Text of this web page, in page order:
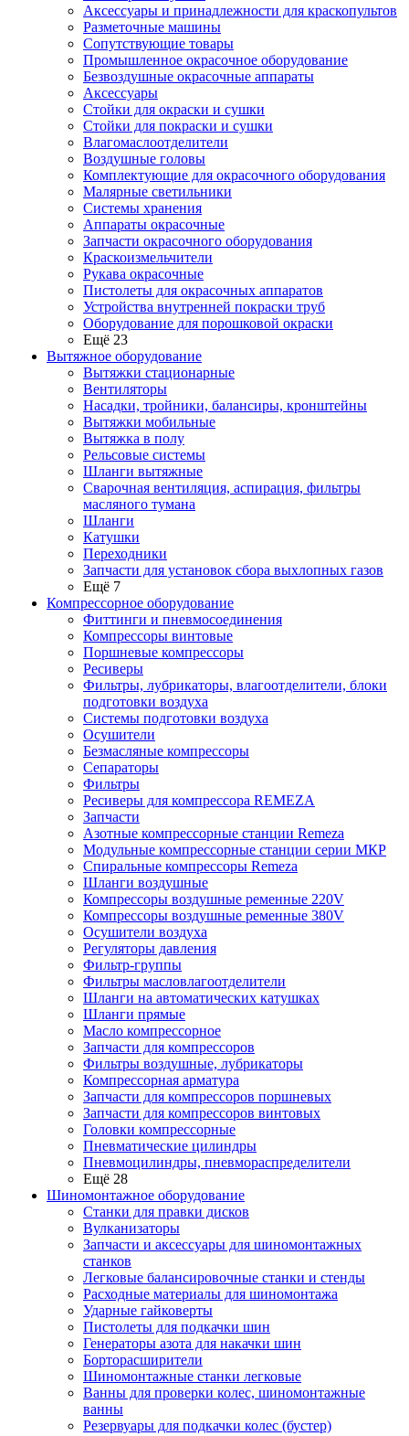
Аксессуары и принадлежности для краскопультов
Разметочные машины
Сопутствующие товары
Промышленное окрасочное оборудование
Безвоздушные окрасочные аппараты
Аксессуары
Стойки для окраски и сушки
Стойки для покраски и сушки
Влагомаслоотделители
Воздушные головы
Комплектующие для окрасочного оборудования
Малярные светильники
Системы хранения
Аппараты окрасочные
Запчасти окрасочного оборудования
Краскоизмельчители
Рукава окрасочные
Пистолеты для окрасочных аппаратов
Устройства внутренней покраски труб
Оборудование для порошковой окраски
Ещё 23
Вытяжное оборудование
Вытяжки стационарные
Вентиляторы
Насадки, тройники, балансиры, кронштейны
Вытяжки мобильные
Вытяжка в полу
Рельсовые системы
Шланги вытяжные
Сварочная вентиляция, аспирация, фильтры
масляного тумана
Шланги
Катушки
Переходники
Запчасти для установок сбора выхлопных газов
Ещё 7
Компрессорное оборудование
Фиттинги и пневмосоединения
Компрессоры винтовые
Поршневые компрессоры
Ресиверы
Фильтры, лубрикаторы, влагоотделители, блоки
подготовки воздуха
Системы подготовки воздуха
Осушители
Безмасляные компрессоры
Сепараторы
Фильтры
Ресиверы для компрессора REMEZA
Запчасти
Азотные компрессорные станции Remeza
Модульные компрессорные станции серии МКР
Спиральные компрессоры Remeza
Шланги воздушные
Компрессоры воздушные ременные 220V
Компрессоры воздушные ременные 380V
Осушители воздуха
Регуляторы давления
Фильтр-группы
Фильтры масловлагоотделители
Шланги на автоматических катушках
Шланги прямые
Масло компрессорное
Запчасти для компрессоров
Фильтры воздушные, лубрикаторы
Компрессорная арматура
Запчасти для компрессоров поршневых
Запчасти для компрессоров винтовых
Головки компрессорные
Пневматические цилиндры
Пневмоцилиндры, пневмораспределители
Ещё 28
Шиномонтажное оборудование
Станки для правки дисков
Вулканизаторы
Запчасти и аксессуары для шиномонтажных
станков
Легковые балансировочные станки и стенды
Расходные материалы для шиномонтажа
Ударные гайковерты
Пистолеты для подкачки шин
Генераторы азота для накачки шин
Борторасширители
Шиномонтажные станки легковые
Ванны для проверки колес, шиномонтажные
ванны
Резервуары для подкачки колес (бустер)